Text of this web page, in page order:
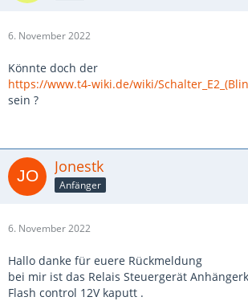
6. November 2022
Könnte doch der
https://www.t4-wiki.de/wiki/
sein ?
Jonestk
Anfänger
6. November 2022
Hallo danke für euere Rückmeldung
bei mir ist das Relais Steuergerät
Flash control 12V kaputt .